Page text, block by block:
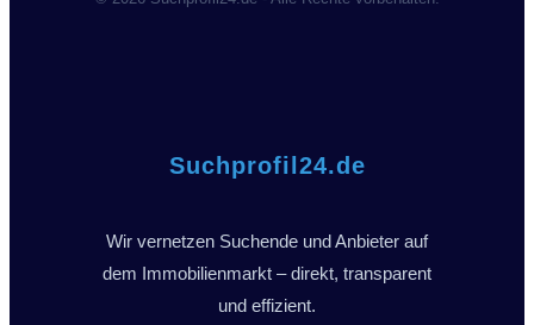
Suchprofil24.de
Wir vernetzen Suchende und Anbieter auf
dem Immobilienmarkt – direkt, transparent
und effizient.